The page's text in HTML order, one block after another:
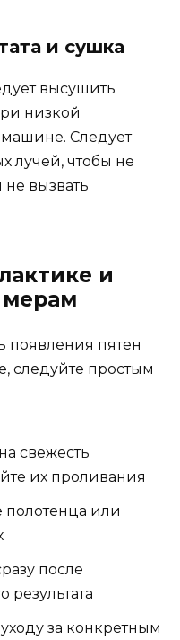
и сушка
высушить
низкой
Следует
лучей, чтобы не
не вызвать
и
появления пятен
следуйте простым
свежесть
их проливания
полотенца или
после
результата
за конкретным